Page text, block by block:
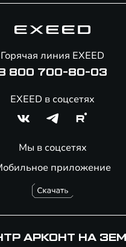
приложение
Горячая линия EXEED
800 700-80-03
EXEED в соцсетях
Мы в соцсетях
АРКОНТ НА